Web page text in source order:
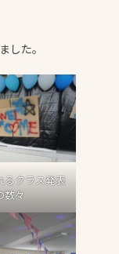
した。
るクラス発表
数々